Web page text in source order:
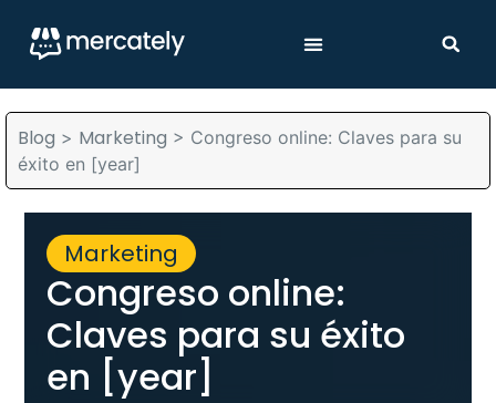
Blog > Marketing > Congreso online: Claves para su
éxito en [year]
Marketing
Congreso online:
Claves para su éxito
en [year]